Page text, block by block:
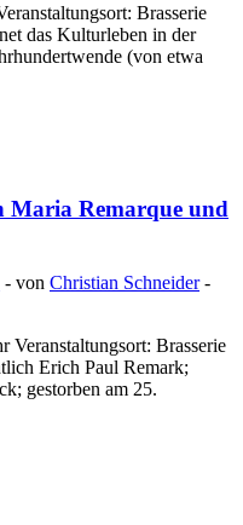
Brasserie
das Kulturleben in der
(von etwa
Maria Remarque und
- von Christian Schneider-
Veranstaltungsort: Brasserie
Erich Paul Remark;
gestorben am 25.